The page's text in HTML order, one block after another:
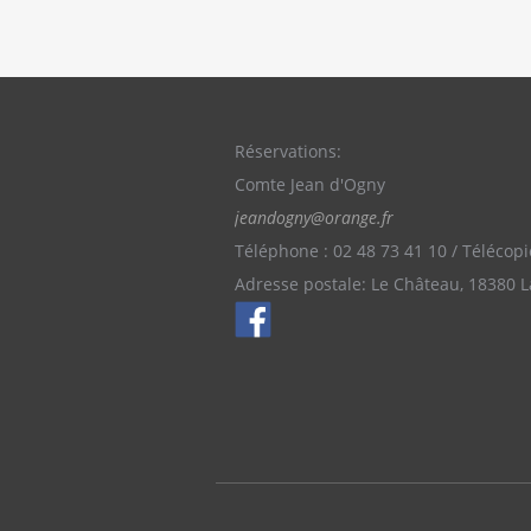
Réservations:
Comte Jean d'Ogny
jeandogny@orange.fr
Téléphone : 02 48 73 41 10 /
Adresse postale: Le Château, 18380